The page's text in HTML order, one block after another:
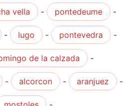
vella - pontedeume -
- lugo - pontevedra -
de la calzada -
- alcorcon - aranjuez -